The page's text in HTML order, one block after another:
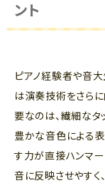
ント
ピアノ経験者や音大
は演奏技術をさら
要なのは、繊細なタ
豊かな音色による表
す力が直接ハンマ
音に反映させやすく